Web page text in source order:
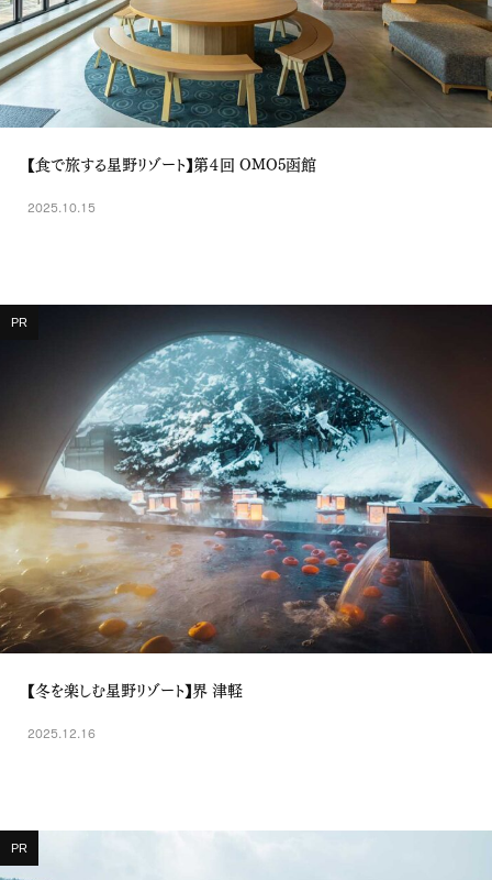
【食で旅する星野リゾート】第４回 OMO5函館
2025.10.15
PR
【冬を楽しむ星野リゾート】界 津軽
2025.12.16
PR